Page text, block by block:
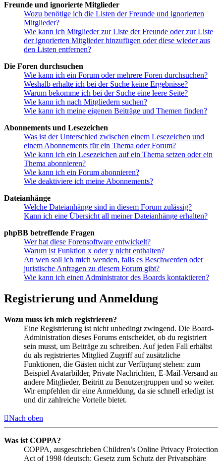
Freunde und ignorierte Mitglieder
Wozu benötige ich die Listen der Freunde und ignorierten
Mitglieder?
Wie kann ich Mitglieder zur Liste der Freunde oder zur Liste
der ignorierten Mitglieder hinzufügen oder diese wieder aus
den Listen entfernen?
Die Foren durchsuchen
Wie kann ich ein Forum oder mehrere Foren durchsuchen?
Weshalb erhalte ich bei der Suche keine Ergebnisse?
Warum bekomme ich bei der Suche eine leere Seite?
Wie kann ich nach Mitgliedern suchen?
Wie kann ich meine eigenen Beiträge und Themen finden?
Abonnements und Lesezeichen
Was ist der Unterschied zwischen einem Lesezeichen und
einem Abonnements für ein Thema oder Forum?
Wie kann ich ein Lesezeichen auf ein Thema setzen oder ein
Thema abonnieren?
Wie kann ich ein Forum abonnieren?
Wie deaktiviere ich meine Abonnements?
Dateianhänge
Welche Dateianhänge sind in diesem Forum zulässig?
Kann ich eine Übersicht all meiner Dateianhänge erhalten?
phpBB betreffende Fragen
Wer hat diese Forensoftware entwickelt?
Warum ist Funktion x oder y nicht enthalten?
An wen soll ich mich wenden, falls es Beschwerden oder
juristische Anfragen zu diesem Forum gibt?
Wie kann ich einen Administrator des Boards kontaktieren?
Registrierung und Anmeldung
Wozu muss ich mich registrieren?
Eine Registrierung ist nicht unbedingt zwingend. Die Board-
Administration dieses Forums entscheidet, ob du registriert
sein musst, um Beiträge zu schreiben. Auf jeden Fall erhältst
du als registriertes Mitglied Zugriff auf zusätzliche
Funktionen, die Gästen nicht zur Verfügung stehen: zum
Beispiel Avatarbilder, Private Nachrichten, E-Mail-Versand an
andere Mitglieder, Beitritt zu Benutzergruppen und so weiter.
Wir empfehlen dir eine Anmeldung, da sie schnell erledigt ist
und dir zahlreiche Vorteile bietet.
Nach oben
Was ist COPPA?
COPPA, ausgeschrieben Children’s Online Privacy Protection
Act of 1998 (deutsch: Gesetz zum Schutz der Privatsphäre